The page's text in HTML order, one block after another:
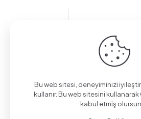
Bilgi almak için
(0312) 325 02
Bu web sitesi, deneyiminizi
kullanır. Bu web sitesini kullanarak
kabul etmiş